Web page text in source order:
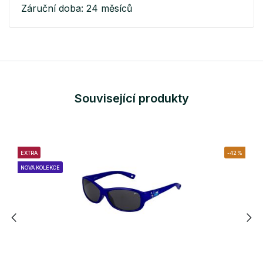
Záruční doba: 24 měsíců
Související produkty
EXTRA
NOVÁ KOLEKCE
-42%